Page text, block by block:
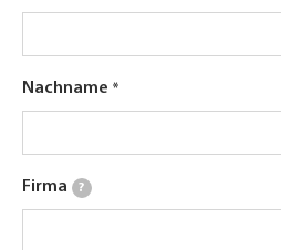
Nachname
Firma ?